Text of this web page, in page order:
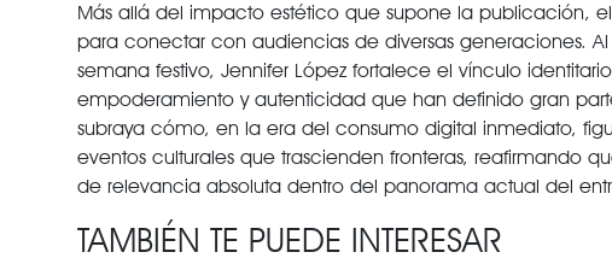
Más allá del impacto estético que supone la publicación,
para conectar con audiencias de diversas generaciones.
semana festivo, Jennifer López fortalece el vínculo
empoderamiento y autenticidad que han definido gran
subraya cómo, en la era del consumo digital inmediato,
eventos culturales que trascienden fronteras, reafirmando
de relevancia absoluta dentro del panorama actual del
TAMBIÉN TE PUEDE INTERESAR